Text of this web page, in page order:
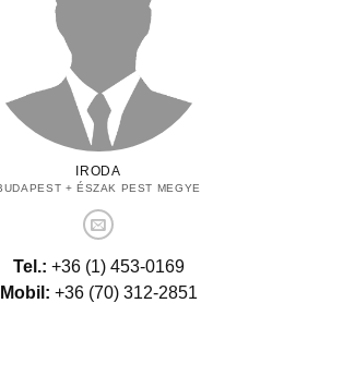
IRODA
+ ÉSZAK PEST MEGYE
Tel.: +36 (1) 453-0169
Mobil: +36 (70) 312-2851